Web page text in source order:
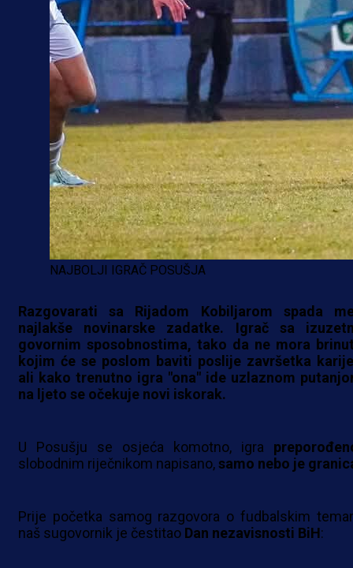
NAJBOLJI IGRAČ POSUŠJA
Razgovarati sa Rijadom Kobiljarom spada
najlakše novinarske zadatke. Igrač sa
govornim sposobnostima, tako da ne mora
kojim će se poslom baviti poslije završetka
ali kako trenutno igra "ona" ide uzlaznom
na ljeto se očekuje novi iskorak.
U Posušju se osjeća komotno, igra
slobodnim riječnikom napisano,samo nebo je
Prije početka samog razgovora o fudbalskim
naš sugovornik je čestitao Dan nezavisnosti BiH: